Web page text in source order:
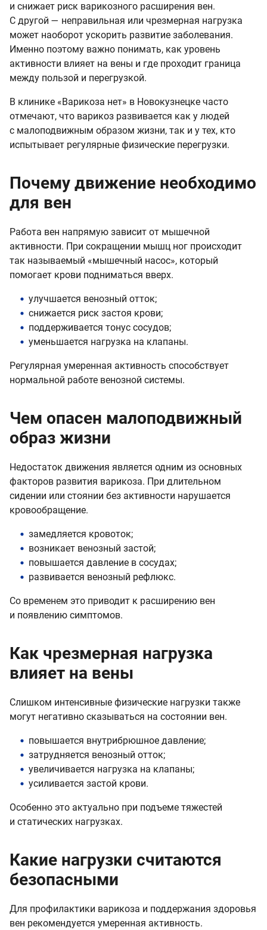
и снижает риск варикозного расширения вен.
С другой — неправильная или чрезмерная нагрузка
может наоборот ускорить развитие заболевания.
Именно поэтому важно понимать, как уровень
активности влияет на вены и где проходит граница
между пользой и перегрузкой.
В клинике «Варикоза нет» в Новокузнецке часто
отмечают, что варикоз развивается как у людей
с малоподвижным образом жизни, так и у тех, кто
испытывает регулярные физические перегрузки.
Почему движение необходимо
для вен
Работа вен напрямую зависит от мышечной
активности. При сокращении мышц ног происходит
так называемый «мышечный насос», который
помогает крови подниматься вверх.
улучшается венозный отток;
снижается риск застоя крови;
поддерживается тонус сосудов;
уменьшается нагрузка на клапаны.
Регулярная умеренная активность способствует
нормальной работе венозной системы.
Чем опасен малоподвижный
образ жизни
Недостаток движения является одним из основных
факторов развития варикоза. При длительном
сидении или стоянии без активности нарушается
кровообращение.
замедляется кровоток;
возникает венозный застой;
повышается давление в сосудах;
развивается венозный рефлюкс.
Со временем это приводит к расширению вен
и появлению симптомов.
Как чрезмерная нагрузка
влияет на вены
Слишком интенсивные физические нагрузки также
могут негативно сказываться на состоянии вен.
повышается внутрибрюшное давление;
затрудняется венозный отток;
увеличивается нагрузка на клапаны;
усиливается застой крови.
Особенно это актуально при подъеме тяжестей
и статических нагрузках.
Какие нагрузки считаются
безопасными
Для профилактики варикоза и поддержания здоровья
вен рекомендуется умеренная активность.